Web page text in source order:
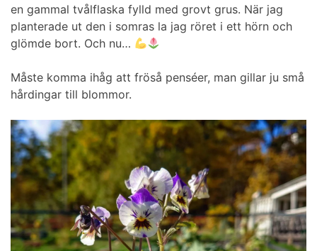
en gammal tvålflaska fylld med grovt grus. När jag
planterade ut den i somras la jag röret i ett hörn och
glömde bort. Och nu…
Måste komma ihåg att fröså penséer, man gillar ju små
hårdingar till blommor.